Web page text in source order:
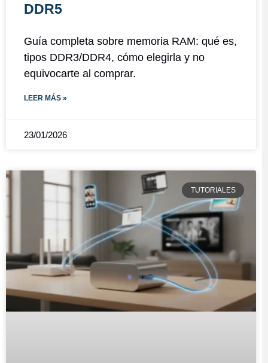
DDR5
Guía completa sobre memoria RAM: qué es,
tipos DDR3/DDR4, cómo elegirla y no
equivocarte al comprar.
LEER MÁS »
23/01/2026
TUTORIALES